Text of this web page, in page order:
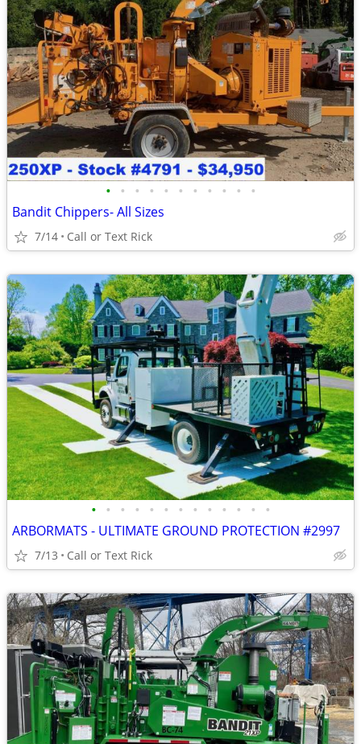
• • • • • • • • • • •
Bandit Chippers- All Sizes
7/14 Call or Text Rick
• • • • • • • • • • • • •
ARBORMATS - ULTIMATE GROUND PROTECTION #2997
7/13 Call or Text Rick